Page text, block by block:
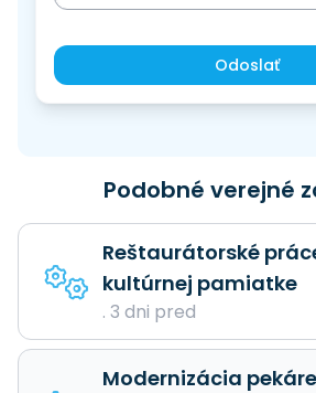
Odoslať
Podobné verejné
Reštaurátorské
kultúrnej pamiatke
. 3 dni pred
Modernizácia